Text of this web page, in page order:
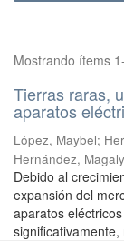
Mostrando ítems
Tierras raras,
aparatos
López, Maybel;
Hernández, Magaly
Debido al
expansión del
aparatos